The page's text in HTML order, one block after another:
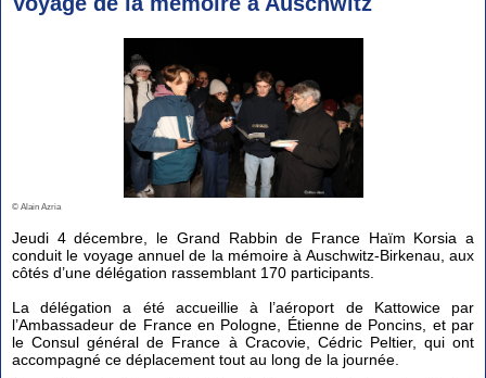
© Alain Azria
Jeudi 4 décembre, le Grand Rabbin de France Haïm Korsia a
conduit le voyage annuel de la mémoire à Auschwitz-Birkenau, aux
côtés d’une délégation rassemblant 170 participants.
La délégation a été accueillie à l’aéroport de Kattowice par
l’Ambassadeur de France en Pologne, Étienne de Poncins, et par
le Consul général de France à Cracovie, Cédric Peltier, qui ont
accompagné ce déplacement tout au long de la journée.